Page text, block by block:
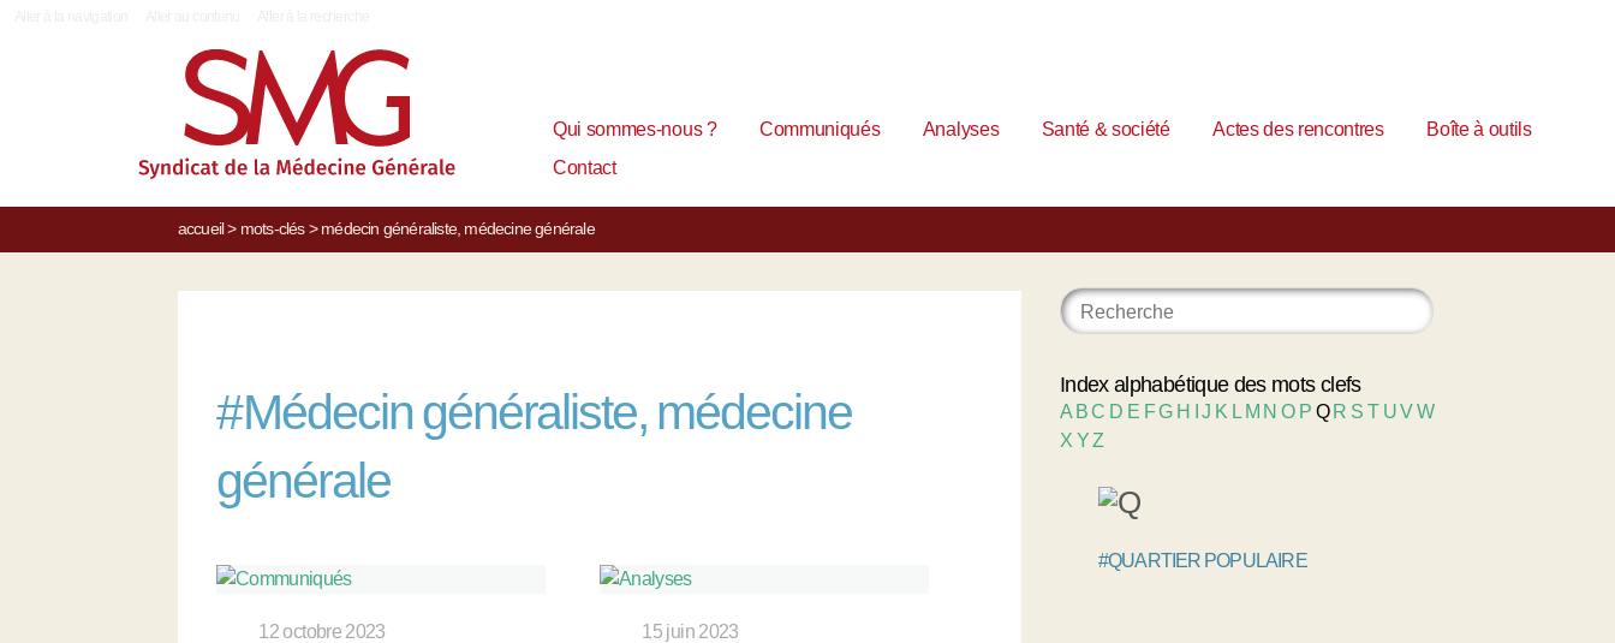
Qui sommes-nous ? Communiqués Analyses Santé & société Actes des rencontres
Boîte à outils
Contact
accueil> mots-clés> médecin généraliste, médecine générale
#Médecin généraliste, médecine
générale
12 octobre 2023 15 juin 2023
Index alphabétique des mots clefs
A BC D E FG H IJ K L M NO P Q R S T UVW
X YZ
#QUARTIER POPULAIRE